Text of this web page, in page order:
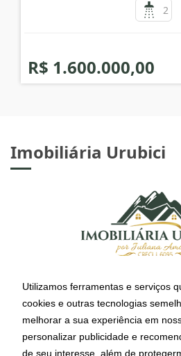
Utilizamos ferramentas e serviços
cookies e outras tecnologias
melhorar a sua experiência em
personalizar publicidade e
de seu interesse, além de
SALA COMERCIAL DE 200 M² Á
Imobiliária Urubici